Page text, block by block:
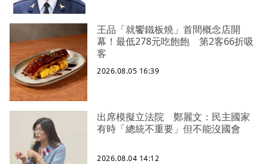
王品「就饗鐵板燒」首間概念店開
幕！最低278元吃飽飽 第2客66折吸
客
2026.08.05 16:39
出席模擬立法院 鄭麗文：民主國家
有時「總統不重要」但不能沒國會
2026.08.04 14:12